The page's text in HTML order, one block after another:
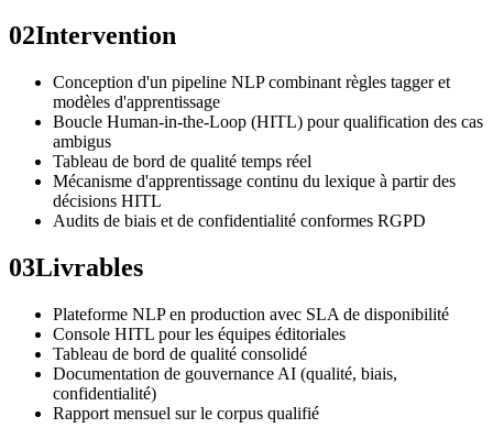
02Intervention
Conception d'un pipeline NLP combinant règles tagger et
modèles d'apprentissage
Boucle Human-in-the-Loop (HITL) pour qualification des cas
ambigus
Tableau de bord de qualité temps réel
Mécanisme d'apprentissage continu du lexique à partir des
décisions HITL
Audits de biais et de confidentialité conformes RGPD
03Livrables
Plateforme NLP en production avec SLA de disponibilité
Console HITL pour les équipes éditoriales
Tableau de bord de qualité consolidé
Documentation de gouvernance AI (qualité, biais,
confidentialité)
Rapport mensuel sur le corpus qualifié